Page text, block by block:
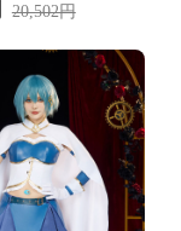
20,502円